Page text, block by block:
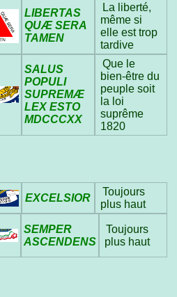
LIBERTAS
QUÆ SERA
TAMEN
La liberté,
même si
elle est trop
tardive
SALUS
POPULI
SUPREMÆ
LEX ESTO
MDCCCXX
Que le
bien-être du
peuple soit
la loi
suprême
1820
EXCELSIOR
Toujours
plus haut
SEMPER
ASCENDENS
Toujours
plus haut